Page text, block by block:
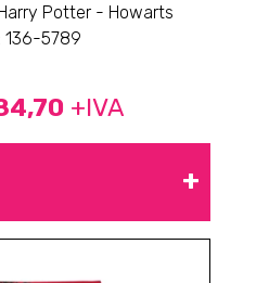
Potter - Howarts
136-5789
+IVA
+